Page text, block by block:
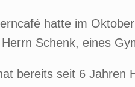
hatte im
Schenk, eines
bereits seit 6 Jahren